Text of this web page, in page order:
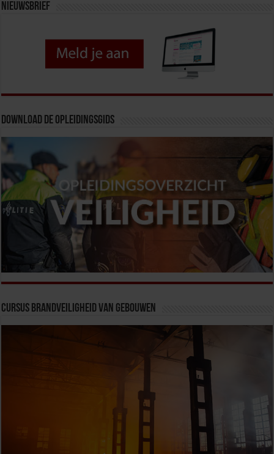
Nieuwsbrief
Download de opleidingsgids
Cursus Brandveiligheid van Gebouwen